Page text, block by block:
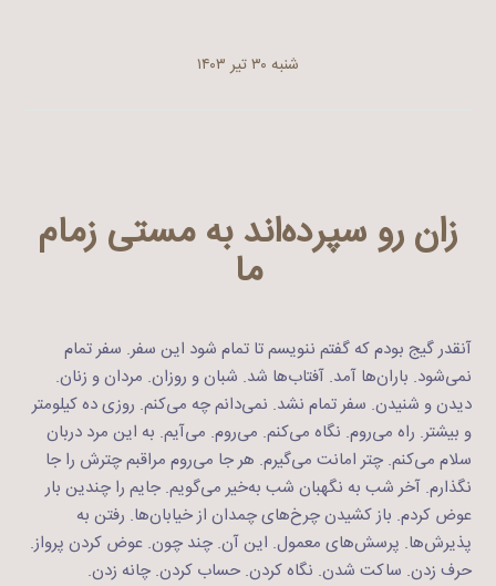
شنبه ۳۰ تیر ۱۴۰۳
زان رو سپرده‌اند به مستی زمام
ما
آنقدر گیج بودم که گفتم ننویسم تا تمام شود این سفر. سفر تمام
نمی‌شود. باران‌ها آمد. آفتاب‌ها شد. شبان و روزان. مردان و زنان.
دیدن و شنیدن. سفر تمام نشد. نمی‌دانم چه می‌کنم. روزی ده کیلومتر
و بیشتر. راه می‌روم. نگاه می‌کنم. می‌روم. می‌آیم. به این مرد دربان
سلام می‌کنم. چتر امانت می‌گیرم. هر جا می‌روم مراقبم چترش را جا
نگذارم. آخر شب به نگهبان شب‌ به‌خیر می‌گویم. جایم را چندین بار
عوض کردم. باز کشیدن چرخ‌های چمدان از خیابان‌ها. رفتن به
پذیرش‌ها. پرسش‌های معمول. این آن. چند چون. عوض کردن پرواز.
حرف زدن. ساکت شدن. نگاه کردن. حساب کردن. چانه زدن.